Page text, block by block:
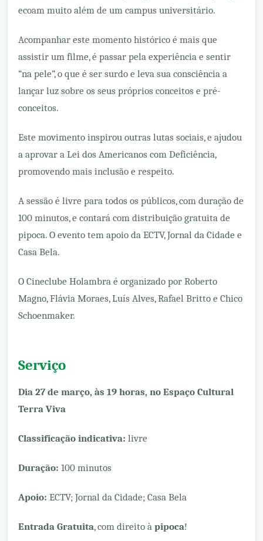
ecoam muito além de um campus universitário.
Acompanhar este momento histórico é mais que
assistir um filme, é passar pela experiência e sentir
“na pele”, o que é ser surdo e leva sua consciência a
lançar luz sobre os seus próprios conceitos e pré-
conceitos.
Este movimento inspirou outras lutas sociais, e ajudou
a aprovar a Lei dos Americanos com Deficiência,
promovendo mais inclusão e respeito.
A sessão é livre para todos os públicos, com duração de
100 minutos, e contará com distribuição gratuita de
pipoca. O evento tem apoio da ECTV, Jornal da Cidade e
Casa Bela.
O Cineclube Holambra é organizado por Roberto
Magno, Flávia Moraes, Luís Alves, Rafael Britto e Chico
Schoenmaker.
Serviço
Dia 27 de março, às 19 horas, no Espaço Cultural
Terra Viva
Classificação indicativa: livre
Duração: 100 minutos
Apoio: ECTV; Jornal da Cidade; Casa Bela
Entrada Gratuita, com direito à pipoca!